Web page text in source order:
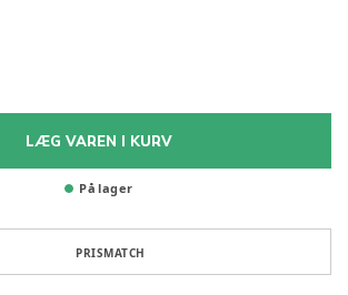
LÆG VAREN I KURV
På lager
PRISMATCH